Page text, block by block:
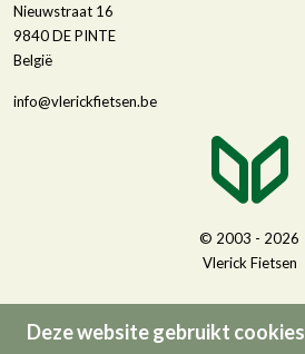
Deze website gebruikt cookies
Nieuwstraat 16
9840DE PINTE
België
info@vlerickfietsen.be
© 2003 - 2026
Vlerick Fietsen